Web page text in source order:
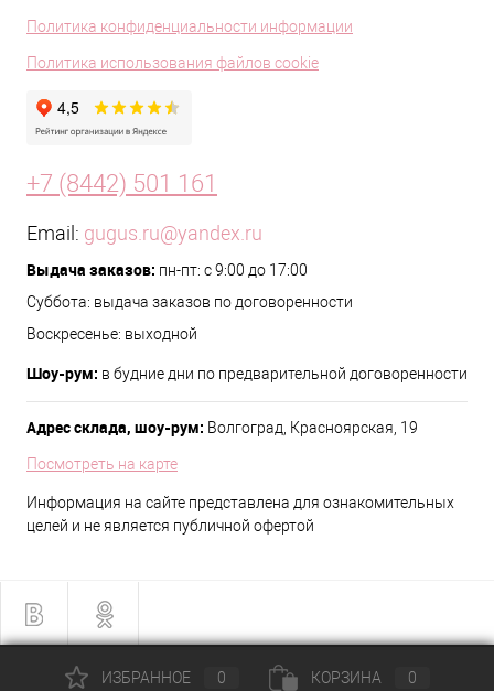
Политика конфиденциальности информации
Политика использования файлов cookie
+7 (8442) 501 161
Email: gugus.ru@yandex.ru
Выдача заказов: пн-пт: с 9:00 до 17:00
Суббота: выдача заказов по договоренности
Воскресенье: выходной
Шоу-рум: в будние дни по предварительной договоренности
Адрес склада, шоу-рум: Волгоград, Красноярская, 19
Посмотреть на карте
Информация на сайте представлена для ознакомительных
целей и не является публичной офертой
ИЗБРАННОЕ 0 КОРЗИНА 0